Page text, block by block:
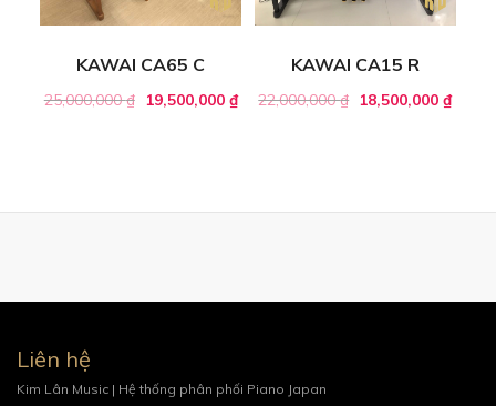
KAWAI CA65 C
25,000,000₫ 19,500,000 ₫
KAWAI CA15 R
22,000,000₫ 18,500,000₫
Liên hệ
Kim Lân Music | Hệ thống phân phối Piano Japan